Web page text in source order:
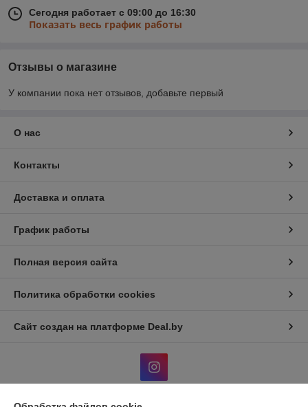
Сегодня работает с 09:00 до 16:30
Показать весь график работы
Отзывы о магазине
У компании пока нет отзывов, добавьте первый
О нас
Контакты
Доставка и оплата
График работы
Полная версия сайта
Политика обработки cookies
Сайт создан на платформе Deal.by